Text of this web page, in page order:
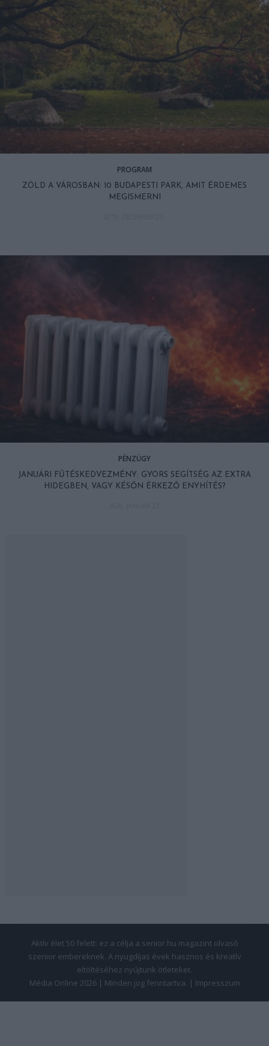
PROGRAM
ZÖLD A VÁROSBAN: 10 BUDAPESTI PARK, AMIT ÉRDEMES
MEGISMERNI
PÉNZÜGY
JANUÁRI FŰTÉSKEDVEZMÉNY: GYORS SEGÍTSÉG AZ EXTRA
HIDEGBEN, VAGY KÉSŐN ÉRKEZŐ ENYHÍTÉS?
Aktív élet 50 felett: ez a célja a senior.hu magazint olvasó
szenior embereknek. A nyugdíjas évek hasznos és kreatív
eltöltéséhez nyújtunk ötleteket.
Média Online 2026 | Minden jog fenntartva. | Impresszum